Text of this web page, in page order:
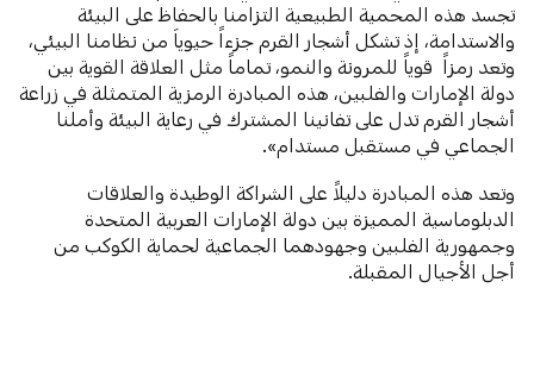
تجسد هذه المحمية الطبيعية التزامنا بالحفاظ على البيئة
والاستدامة، إذ تشكل أشجار القرم جزءاً حيوياَ من نظامنا البيئي،
وتعد رمزاً قوياً للمرونة والنمو، تماماً مثل العلاقة القوية بين
دولة الإمارات والفلبين، هذه المبادرة الرمزية المتمثلة في زراعة
أشجار القرم تدل على تفانينا المشترك في رعاية البيئة وأملنا
الجماعي في مستقبل مستدام».
وتعد هذه المبادرة دليلاً على الشراكة الوطيدة والعلاقات
الدبلوماسية المميزة بين دولة الإمارات العربية المتحدة
وجمهورية الفلبين وجهودهما الجماعية لحماية الكوكب من
أجل الأجيال المقبلة.